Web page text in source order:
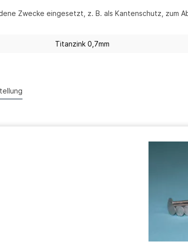
Zwecke eingesetzt, z. B. als Kantenschutz, zum
Titanzink 0,7mm